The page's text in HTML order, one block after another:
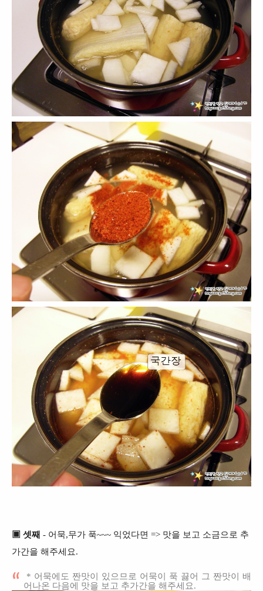
▣ 셋째 - 어묵,무가 푹~~~ 익었다면 => 맛을 보고 소금으로 추
가간을 해주세요.
* 어묵에도 짠맛이 있으므로 어묵이 푹 끓어 그 짠맛이 배
어나온 다음에 맛을 보고 추가간을 해주세요.